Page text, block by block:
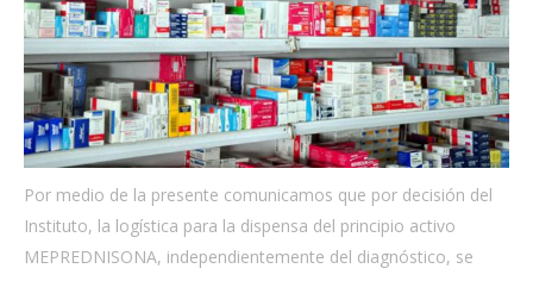
Por medio de la presente comunicamos que por decisión del
Instituto, la logística para la dispensa del principio activo
MEPREDNISONA, independientemente del diagnóstico, se